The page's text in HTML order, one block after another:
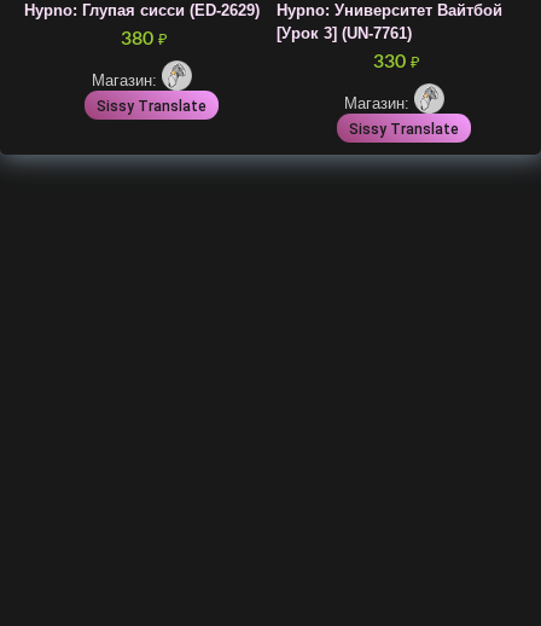
Hypno: Глупая сисси (ED-2629)
380 ₽
Магазин:
Sissy Translate
Hypno: Университет Вайтбой
[Урок 3] (UN-7761)
330 ₽
Магазин:
Sissy Translate